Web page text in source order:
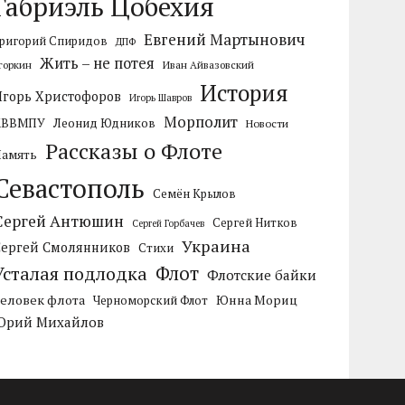
Спиридов ДПФ Евгений Мартынович
Жить – не потея Иван Айвазовский
Христофоров Игорь Шавров История
Леонид Юдников Морполит Новости
Рассказы о Флоте
Семён Крылов
Антюшин Сергей Горбачев Сергей Нитков
Смолянников Стихи Украина
подлодка Флот Флотские байки
флота Черноморский Флот Юнна Мориц
Михайлов